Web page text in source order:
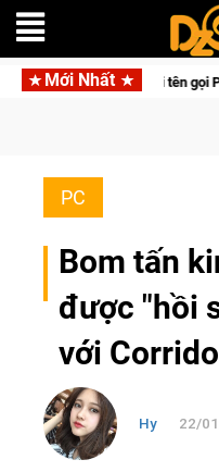
Mới Nhất
di động với tên gọi Palworld
PC
Bom tấn
được "hồi
với
Hy 22/